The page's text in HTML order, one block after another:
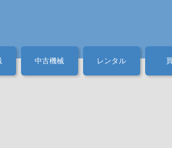
中古機械 レンタル